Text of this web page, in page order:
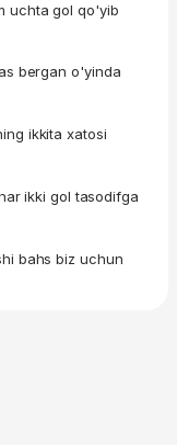
uchta gol qo'yib
bergan o'yinda
ikkita xatosi
ikki gol tasodifga
bahs biz uchun